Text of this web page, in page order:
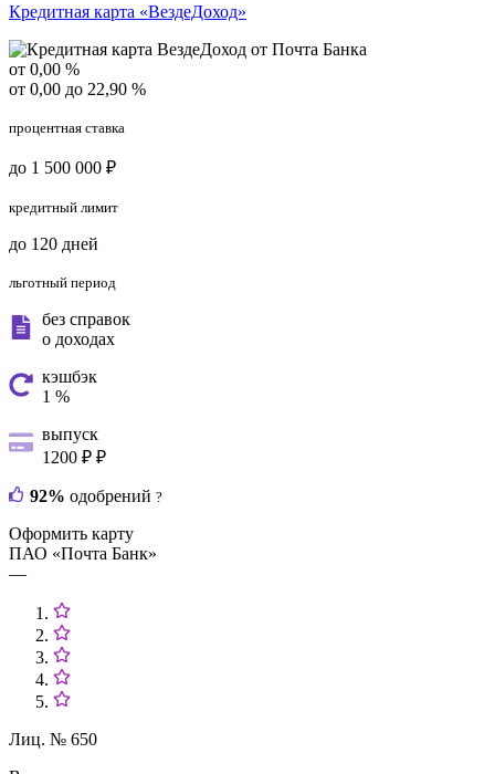
Кредитная карта «ВездеДоход»
от 0,00 %
от 0,00 до 22,90 %
процентная ставка
до 1 500 000 ₽
кредитный лимит
до 120 дней
льготный период
без справок
о доходах
кэшбэк
1 %
выпуск
1200 ₽ ₽
92% одобрений ?
Оформить карту
ПАО «Почта Банк»
—
Лиц. № 650